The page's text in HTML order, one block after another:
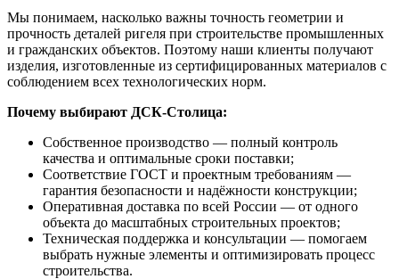
Мы понимаем, насколько важны точность геометрии и
прочность деталей ригеля при строительстве промышленных
и гражданских объектов. Поэтому наши клиенты получают
изделия, изготовленные из сертифицированных материалов с
соблюдением всех технологических норм.
Почему выбирают ДСК-Столица:
Собственное производство — полный контроль
качества и оптимальные сроки поставки;
Соответствие ГОСТ и проектным требованиям —
гарантия безопасности и надёжности конструкции;
Оперативная доставка по всей России — от одного
объекта до масштабных строительных проектов;
Техническая поддержка и консультации — помогаем
выбрать нужные элементы и оптимизировать процесс
строительства.